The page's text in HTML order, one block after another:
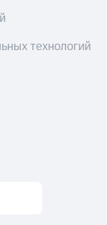
технологий